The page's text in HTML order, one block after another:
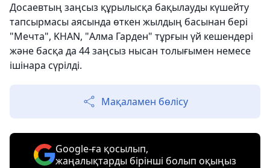
Досаевтың заңсыз құрылысқа бақылауды күшейту
тапсырмасы аясында өткен жылдың басынан бері
"Мечта", KHAN, "Алма Гарден" тұрғын үй кешендері
және басқа да 44 заңсыз нысан толығымен немесе
ішінара сүрілді.
Мақаламен бөлісу
Google-ға қосылып,
жаңалықтарды бірінші болып оқыңыз